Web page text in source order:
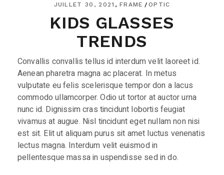
JUILLET 30, 2021 FRAME OPTIC
KIDS GLASSES
TRENDS
Convallis convallis tellus id interdum velit laoreet id.
Aenean pharetra magna ac placerat. In metus
vulputate eu felis scelerisque tempor don a lacus
commodo ullamcorper. Odio ut tortor at auctor urna
nunc id. Dignissim cras tincidunt lobortis feugiat
vivamus at augue. Nisl tincidunt eget nullam non nisi
est sit. Elit ut aliquam purus sit amet luctus venenatis
lectus magna. Interdum velit euismod in
pellentesque massa in uspendisse sed in do.